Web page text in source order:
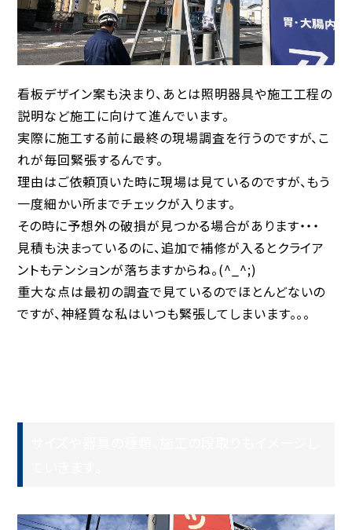
看板デザイン案も決まり、あとは照明器具や施工工程の
説明など施工に向けて進んでいます。
実際に施工する前に最終の現場調査を行うのですが、こ
れが毎回緊張するんです。
理由はご依頼頂いた時に現場は見ているのですが、もう
一度細かい所までチェックが入ります。
その時に予想外の破損が見つかる場合があります・・・
見積も決まっているのに、追加で補修が入るとクライア
ントもテンションが落ちますからね。(^_^;)
重大な点は最初の調査で見ているのでほとんどないの
ですが、神経質な私はいつも緊張してしまいます。。。